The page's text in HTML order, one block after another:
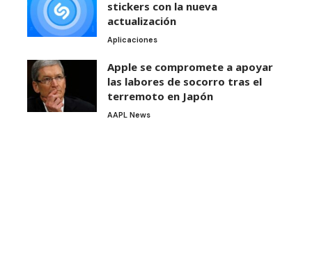
stickers con la nueva
actualización
Aplicaciones
Apple se compromete a apoyar
las labores de socorro tras el
terremoto en Japón
AAPL News